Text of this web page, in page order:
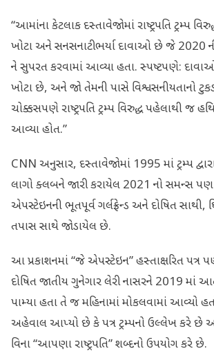
“આમાંના કેટલાક દસ્તાવેજોમાં રાષ્ટ્રપતિ ટ્રમ્પ
ખોટા અને સનસનાટીભર્યા દાવાઓ છે જે 2020
ને સુપરત કરવામાં આવ્યા હતા. સ્પષ્ટપણે:
ખોટા છે, અને જો તેમની પાસે વિશ્વસનીયતાનો
ચોક્કસપણે રાષ્ટ્રપતિ ટ્રમ્પ વિરુદ્ધ પહેલાથી જ
આવ્યા હોત.”
CNN અનુસાર, દસ્તાવેજોમાં 1995 માં ટ્રમ્પ
લાગો ક્લબને જારી કરાયેલ 2021 નો સમન્સ
એપસ્ટેઇનની ભૂતપૂર્વ ગર્લફ્રેન્ડ અને દોષિત
તપાસ સાથે જોડાયેલ છે.
આ પ્રકાશનમાં “જે એપસ્ટેઇન” હસ્તાક્ષરિત
દોષિત જાતીય ગુનેગાર લેરી નાસરને 2019 માં
પામ્યા હતા તે જ મહિનામાં મોકલવામાં આવ્યો
અહેવાલ આપ્યો છે કે પત્ર ટ્રમ્પનો ઉલ્લેખ કરે છે
વિના “આપણા રાષ્ટ્રપતિ” શબ્દનો ઉપયોગ કરે છે.